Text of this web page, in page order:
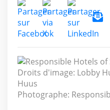
Droits d'image: Lobby
Huus
Photographe: